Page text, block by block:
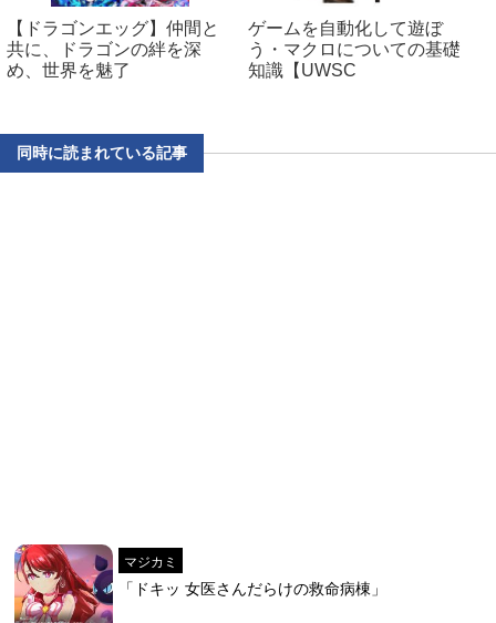
【ドラゴンエッグ】仲間と
共に、ドラゴンの絆を深
め、世界を魅了
ゲームを自動化して遊ぼ
う・マクロについての基礎
知識【UWSC
同時に読まれている記事
マジカミ
「ドキッ 女医さんだらけの救命病棟」